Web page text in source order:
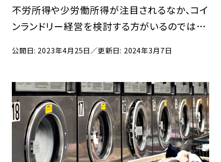
不労所得や少労働所得が注目されるなか、コイ
ンランドリー経営を検討する方がいるのではな
際、メリットだけではなくリスクも把握しておく
経 […]
公開日: 2023年4月25日／更新日: 2024年3月7日